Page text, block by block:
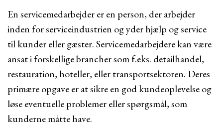
En servicemedarbejder er en person, der arbejder
inden for serviceindustrien og yder hjælp og service
til kunder eller gæster. Servicemedarbejdere kan være
ansat i forskellige brancher som f.eks. detailhandel,
restauration, hoteller, eller transportsektoren. Deres
primære opgave er at sikre en god kundeoplevelse og
løse eventuelle problemer eller spørgsmål, som
kunderne måtte have.